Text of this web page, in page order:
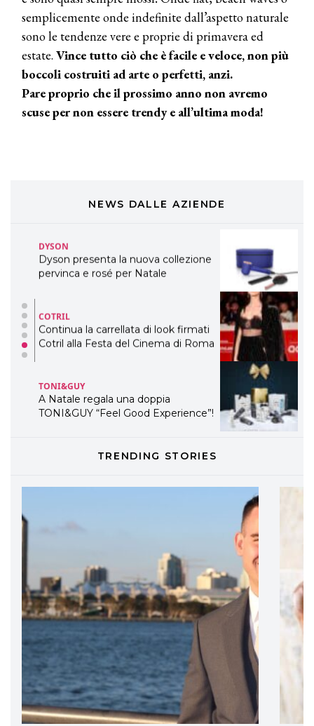
semplicemente onde indefinite dall’aspetto naturale
sono le tendenze vere e proprie di primavera ed
estate. Vince tutto ciò che è facile e veloce, non più
boccoli costruiti ad arte o perfetti, anzi.
Pare proprio che il prossimo anno non avremo
scuse per non essere trendy e all’ultima moda!
NEWS DALLE AZIENDE
TONI&GUY
LABEL.M lancia la sua innovativa ed
eco-sostenibile linea di prodotti
professionali
DAVINES
Davines presenta cofanetti beauty
WELLNESS CONGRESS 2022: I
DYSON
Dyson presenta la nuova collezione
pervinca e rosé per Natale
COTRIL
Continua la carrellata di look firmati
Cotril alla Festa del Cinema di Roma
TONI&GUY
A Natale regala una doppia
TONI&GUY “Feel Good Experience”!
LABEL.M lancia la sua innovativa ed
professionali
TRENDING STORIES